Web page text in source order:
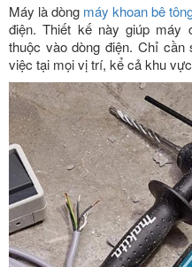
Máy là dòng máy khoan bê
điện. Thiết kế này giúp máy
thuộc vào dòng điện. Chỉ
việc tại mọi vị trí, kể cả khu